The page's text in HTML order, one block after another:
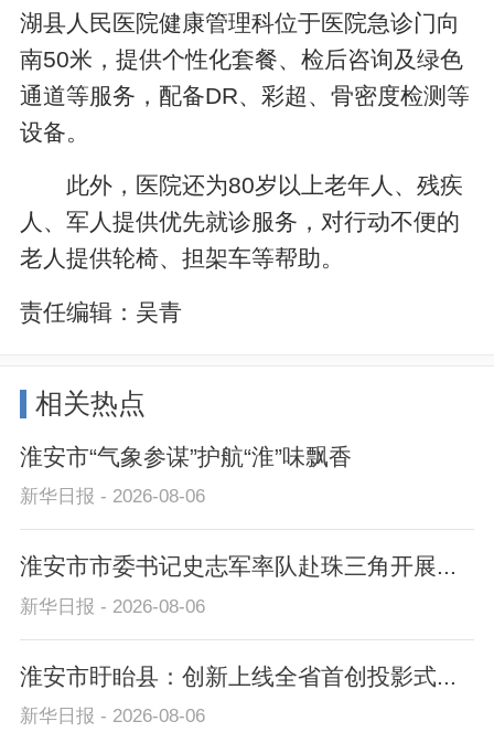
湖县人民医院健康管理科位于医院急诊门向
南50米，提供个性化套餐、检后咨询及绿色
通道等服务，配备DR、彩超、骨密度检测等
设备。
此外，医院还为80岁以上老年人、残疾
人、军人提供优先就诊服务，对行动不便的
老人提供轮椅、担架车等帮助。
责任编辑： 吴青
相关热点
淮安市“气象参谋”护航“淮”味飘香
新华日报 - 2026-08-06
淮安市市委书记史志军率队赴珠三角开展...
新华日报 - 2026-08-06
淮安市盱眙县：创新上线全省首创投影式...
新华日报 - 2026-08-06